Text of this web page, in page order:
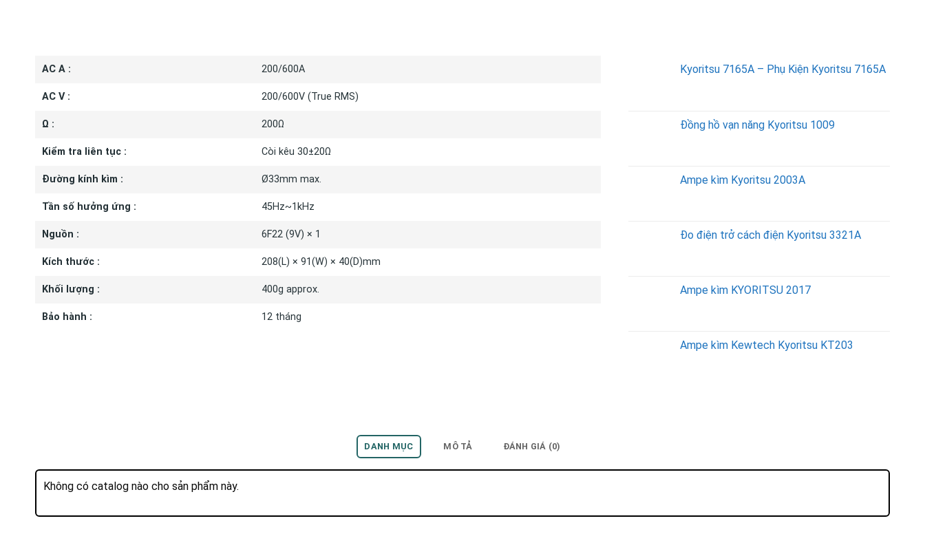
AC A : 200/600A
AC V : 200/600V (True RMS)
Ω : 200Ω
Kiểm tra liên tục : Còi kêu 30±20Ω
Đường kính kìm : Ø33mm max.
Tần số hưởng ứng : 45Hz~1kHz
Nguồn : 6F22 (9V) × 1
Kích thước : 208(L) × 91(W) × 40(D)mm
Khối lượng : 400g approx.
Bảo hành : 12 tháng
Kyoritsu 7165A – Phụ Kiện Kyoritsu 7165A
Đồng hồ vạn năng Kyoritsu 1009
Ampe kìm Kyoritsu 2003A
Đo điện trở cách điện Kyoritsu 3321A
Ampe kìm KYORITSU 2017
Ampe kìm Kewtech Kyoritsu KT203
DANH MỤC MÔ TẢ ĐÁNH GIÁ (0)
Không có catalog nào cho sản phẩm này.